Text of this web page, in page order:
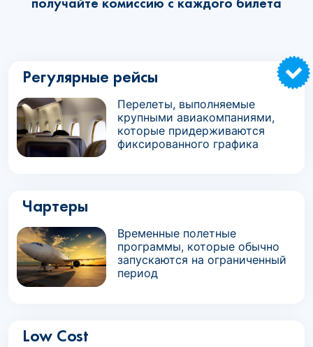
Регулярные рейсы
Перелеты, выполняемые
крупными авиакомпаниями,
которые придерживаются
фиксированного графика
Чартеры
Временные полетные
программы, которые обычно
запускаются на ограниченный
период
Low Cost